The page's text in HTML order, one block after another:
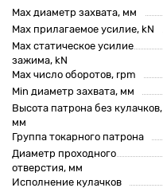
Max диаметр захвата, мм
Max прилагаемое усилие, kN
Max статическое усилие
зажима, kN
Max число оборотов, rpm
Min диаметр захвата, мм
Высота патрона без кулачков,
мм
Группа токарного патрона
Диаметр проходного
отверстия, мм
Исполнение кулачков